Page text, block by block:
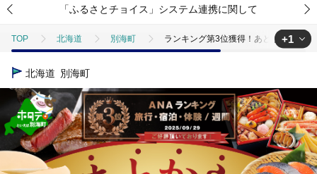
「ふるさとチョイス」システム連携に関して
TOP 北海道 別海町 ランキング第3位獲得！あとから選べ
TOP
+1
北海道 別海町